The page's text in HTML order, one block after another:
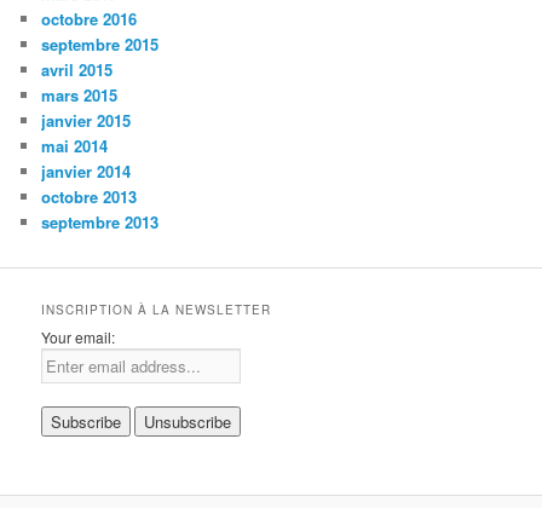
octobre 2016
septembre 2015
avril 2015
mars 2015
janvier 2015
mai 2014
janvier 2014
octobre 2013
septembre 2013
INSCRIPTION À LA NEWSLETTER
Your email: